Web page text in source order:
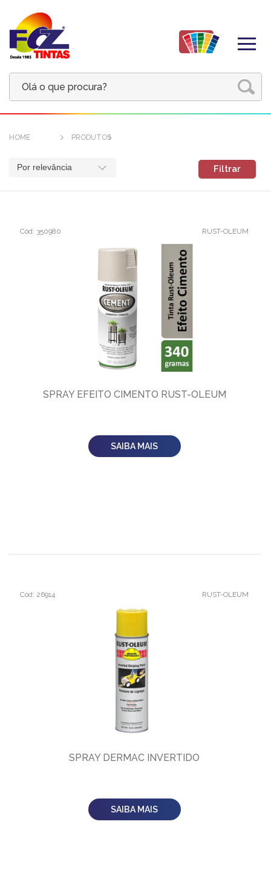
HOME PRODUTOS
Por relevância Filtrar
Cód: 350980 RUST-OLEUM
SPRAY EFEITO CIMENTO RUST-OLEUM
SAIBA MAIS
Cód: 26914 RUST-OLEUM
SPRAY DERMAC INVERTIDO
SAIBA MAIS